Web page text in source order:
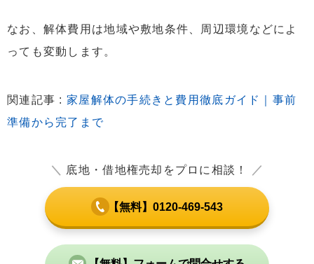
なお、解体費用は地域や敷地条件、周辺環境などによ
っても変動します。
関連記事 : 家屋解体の手続きと費用徹底ガイド｜事前
準備から完了まで
＼ 底地・借地権売却をプロに相談！ ／
【無料】0120-469-543